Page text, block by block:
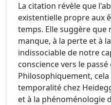
La citation révèle que
existentielle propre aux
temps. Elle suggère
manque, à la perte et à
indissociable de notre
conscience vers le
Philosophiquement,
temporalité chez
et à la phénoménologie